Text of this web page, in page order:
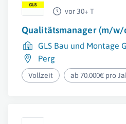
vor 30+ T
Qualitätsmanager (m/
GLS Bau und Montage
Perg
Vollzeit ab 70.000€ pro